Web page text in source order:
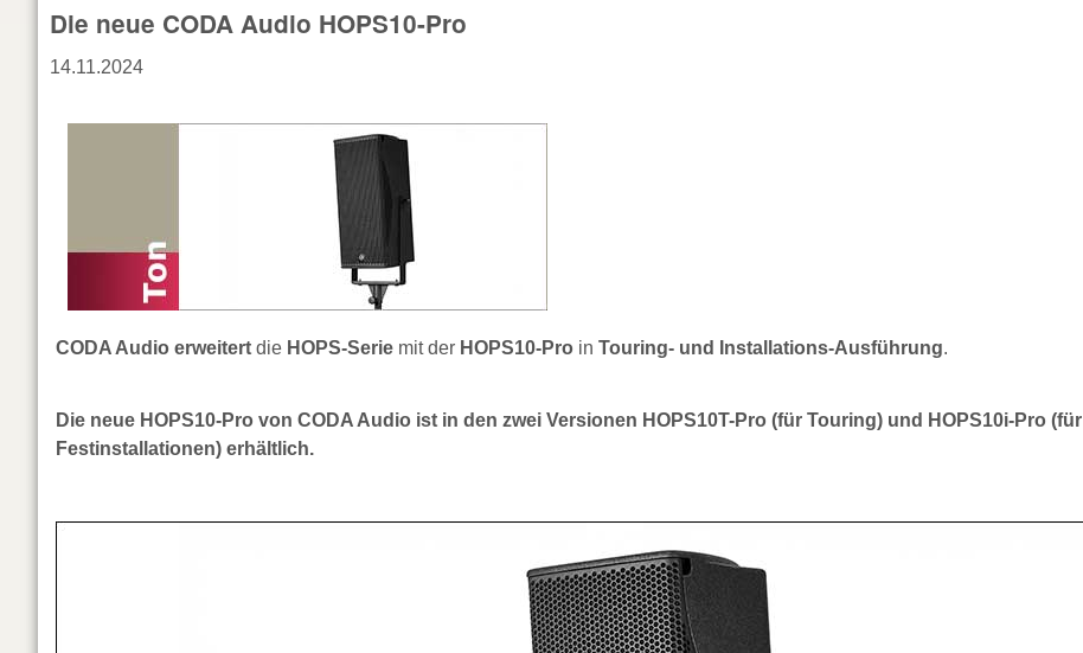
Die neue CODA Audio HOPS10-Pro
14.11.2024
CODA Audio erweitert die HOPS-Serie mit der HOPS10-Pro in Touring- und Installations-Ausführung.
Die neue HOPS10-Pro von CODA Audio ist in den zwei Versionen HOPS10T-Pro (für Touring) und HOPS10i-Pro (für
Festinstallationen) erhältlich.